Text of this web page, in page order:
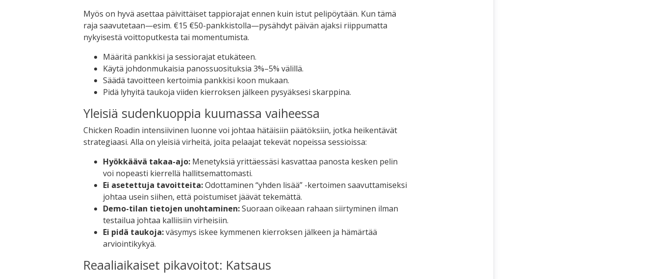
Myös on hyvä asettaa päivittäiset tappiorajat ennen kuin istut pelipöytään. Kun tämä
raja saavutetaan—esim. €15 €50-pankkistolla—pysähdyt päivän ajaksi riippumatta
nykyisestä voittoputkesta tai momentumista.
Määritä pankkisi ja sessiorajat etukäteen.
Käytä johdonmukaisia panossuosituksia 3%–5% välillä.
Säädä tavoitteen kertoimia pankkisi koon mukaan.
Pidä lyhyitä taukoja viiden kierroksen jälkeen pysyäksesi skarppina.
Yleisiä sudenkuoppia kuumassa vaiheessa
Chicken Roadin intensiivinen luonne voi johtaa hätäisiin päätöksiin, jotka heikentävät
strategiaasi. Alla on yleisiä virheitä, joita pelaajat tekevät nopeissa sessioissa:
Hyökkäävä takaa-ajo: Menetyksiä yrittäessäsi kasvattaa panosta kesken pelin
voi nopeasti kierrellä hallitsemattomasti.
Ei asetettuja tavoitteita:Odottaminen “yhden lisää” -kertoimen saavuttamiseksi
johtaa usein siihen, että poistumiset jäävät tekemättä.
Demo-tilan tietojen unohtaminen:Suoraan oikeaan rahaan siirtyminen ilman
testailua johtaa kalliisiin virheisiin.
Ei pidä taukoja:väsymys iskee kymmenen kierroksen jälkeen ja hämärtää
arviointikykyä.
Reaaliaikaiset pikavoitot: Katsaus